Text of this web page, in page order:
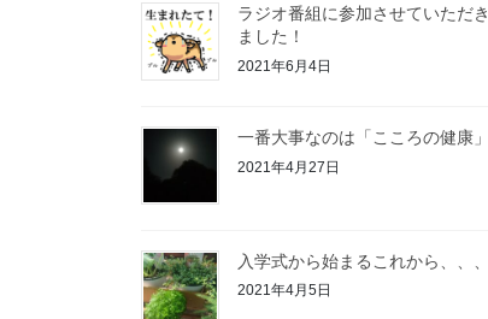
ラジオ番組に参加させていただき
ました！
2021年6月4日
一番大事なのは「こころの健康」
2021年4月27日
入学式から始まるこれから、、、
2021年4月5日